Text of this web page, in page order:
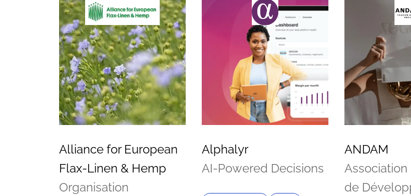
Alliance for European
Flax-Linen & Hemp
Organisation
Alphalyr
AI-Powered Decisions
ANDAM
de